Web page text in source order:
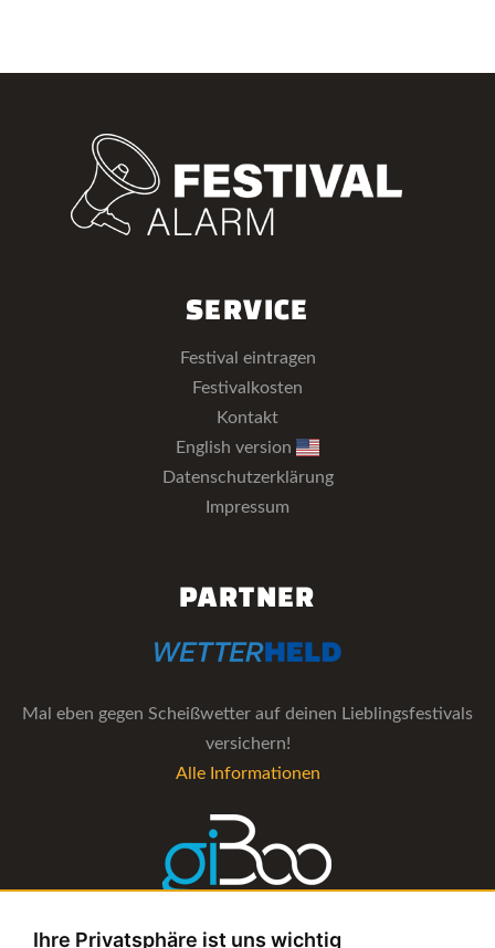
Ihre Privatsphäre ist uns wichtig
SERVICE
Festival eintragen
Festivalkosten
Kontakt
English version
Datenschutzerklärung
Impressum
PARTNER
Mal eben gegen Scheißwetter auf deinen Lieblingsfestivals
versichern!
Alle Informationen